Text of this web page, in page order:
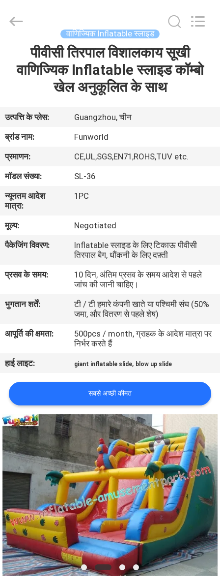
वीडियो
बारे
में
कारखाना
भ्रमण
नियंत्रण
COMPANY
NEWS
साइटमैप
PRIVACY
POLICY
Limited.
वाणिज्यिक Inflatable स्लाइड
पीवीसी तिरपाल विशालकाय सूखी
वाणिज्यिक Inflatable स्लाइड कॉम्बो
खेल अनुकूलित के साथ
उत्पत्ति के प्लेस:
Guangzhou, चीन
ब्रांड नाम:
Funworld
प्रमाणन:
CE,UL,SGS,EN71,ROHS,TUV etc.
मॉडल संख्या:
SL-36
न्यूनतम आदेश
मात्रा:
1PC
मूल्य:
Negotiated
पैकेजिंग विवरण:
Inflatable स्लाइड के लिए टिकाऊ पीवीसी
तिरपाल बैग, धौंकनी के लिए दफ़्ती
प्रसव के समय:
10 दिन, अंतिम प्रसव के समय आदेश से पहले
जांच की जानी चाहिए।
भुगतान शर्तें:
टी / टी हमारे कंपनी खाते या पश्चिमी संघ (50%
जमा, और वितरण से पहले शेष)
आपूर्ति की क्षमता:
500pcs / month, ग्राहक के आदेश मात्रा पर
निर्भर करते हैं
हाई लाइट:
giant inflatable slide, blow up slide
सबसे अच्छी कीमत